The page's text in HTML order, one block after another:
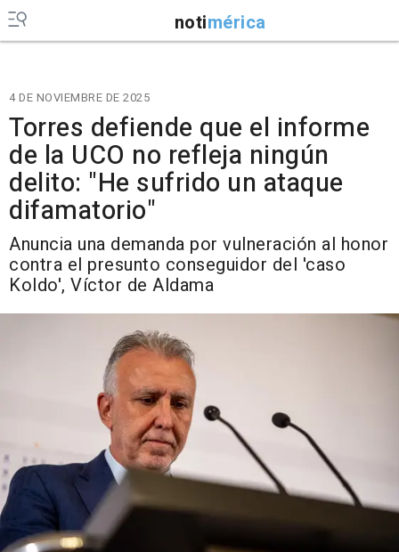
notimérica
4 DE NOVIEMBRE DE 2025
Torres defiende que el informe
de la UCO no refleja ningún
delito: "He sufrido un ataque
difamatorio"
Anuncia una demanda por vulneración al honor
contra el presunto conseguidor del 'caso
Koldo', Víctor de Aldama